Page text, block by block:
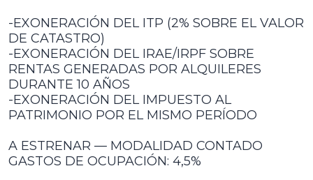
-EXONERACIÓN DEL ITP (2% SOBRE EL VALOR
DE CATASTRO)
-EXONERACIÓN DEL IRAE/IRPF SOBRE
RENTAS GENERADAS POR ALQUILERES
DURANTE 10 AÑOS
-EXONERACIÓN DEL IMPUESTO AL
PATRIMONIO POR EL MISMO PERÍODO
A ESTRENAR — MODALIDAD CONTADO
GASTOS DE OCUPACIÓN: 4,5%